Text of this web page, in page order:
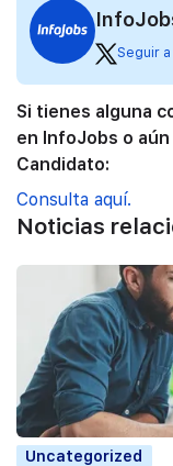
Seguir
Si tienes alguna
en InfoJobs o
Candidato:
Consulta aquí.
Noticias
Uncategorized